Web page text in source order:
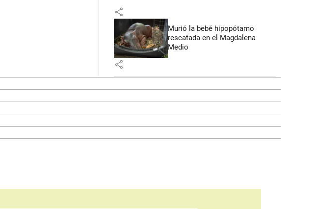
share
Murió la bebé hipopótamo
rescatada en el Magdalena
Medio
share